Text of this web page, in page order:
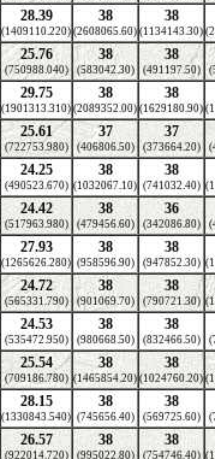
28.39
(1409110.220)
38
(2608065.60)
38
(1134143.30)
25.76
(750988.040)
38
(583042.30)
38
(491197.50)
29.75
(1901313.310)
38
(2089352.00)
38
(1629180.90)
25.61
(722753.980)
37
(406806.50)
37
(373664.20)
24.25
(490523.670)
38
(1032067.10)
38
(741032.40)
24.42
(517963.980)
38
(479456.60)
36
(342086.80)
27.93
(1265626.280)
38
(958596.90)
38
(947852.30)
24.72
(565331.790)
38
(901069.70)
38
(790721.30)
24.53
(535472.950)
38
(980668.50)
38
(832466.50)
25.54
(709186.780)
38
(1465854.20)
38
(1024760.20)
28.15
(1330843.540)
38
(745656.40)
38
(569725.60)
26.57
(922014.720)
38
(995022.80)
38
(754746.40)